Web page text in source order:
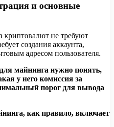
и основные
криптовалют не требуют
создания аккаунта,
адресом пользователя.
майнинга нужно понять,
у него комиссия за
порог для вывода
как правило, включает